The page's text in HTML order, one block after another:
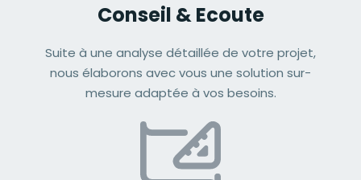
Conseil & Ecoute
Suite à une analyse détaillée de votre projet,
nous élaborons avec vous une solution sur-
mesure adaptée à vos besoins.